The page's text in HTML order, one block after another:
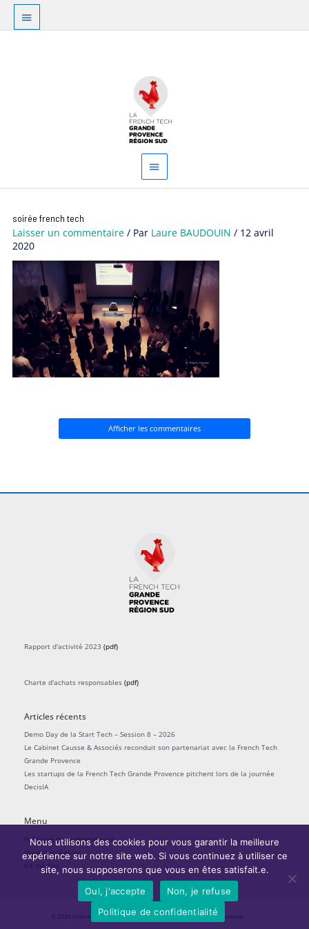
Aller
contenu
Au
dessus
principal
soirée french tech
Laisser un commentaire / Par Laure BAUDOUIN/ 12 avril
2020
Afficher les commentaires
Rapport d'activité 2023 (pdf)
Charte d'achats responsables (pdf)
Articles récents
Demo Day de la Start Tech – Session 8 – 2026
Le Cabinet Causse & Associés reconduit son partenariat avec la French Tech
Grande Provence
Les startups de la French Tech Grande Provence pitchent lors de la journée
DecisIA
Menu
Politique de confidentialité
Mentions légales
Kit médias
Fédérer l'écosystème startups | La French Tech Grande Provence
Nous utilisons des cookies pour vous garantir la meilleure
expérience sur notre site web. Si vous continuez à utiliser ce
site, nous supposerons que vous en êtes satisfait.e.
Oui, j'accepte
Non, je refuse
Politique de confidentialité